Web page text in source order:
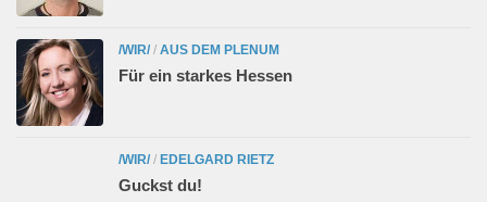
/WIR/ / AUS DEM PLENUM
Für ein starkes Hessen
/WIR/ / EDELGARD RIETZ
Guckst du!